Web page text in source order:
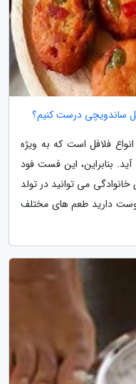
ساندویچی درست کنیم؟
فلافل است که به ویژه
بنابراین، این فست فود
می توانید در تولد
دارید طعم های مختلف